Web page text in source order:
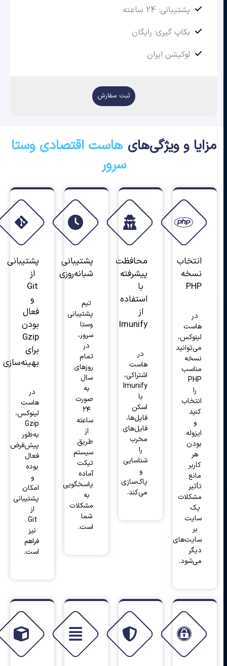
پشتیبانی: 24 ساعته
بکاپ گیری: رایگان
لوکیشن ایران
ثبت سفارش
مزایا و ویژگی‌های هاست اقتصادی وستا
سرور
انتخاب
نسخه
PHP
در
هاست
لینوکس،
می‌توانید
نسخه
مناسب
PHP
انتخاب
کنید
ایزوله
بودن
هر
کاربر
مانع
تأثیر
مشکلات
یک
سایت
بر
سایت‌های
دیگر
می‌شود.
محافظت
پیشرفته
با
استفاده
از
Imunify
در
هاست
اشتراکی،
Imunify
با
اسکن
فایل‌ها،
فایل‌های
مخرب
شناسایی
پاک‌سازی
می‌کند.
پشتیبانی
شبانه‌روزی
تیم
پشتیبانی
وستا
سرور،
در
تمام
روزهای
سال
به
صورت
۲۴
ساعته
از
طریق
سیستم
تیکت
آماده
پاسخگویی
به
مشکلات
شما
است.
پشتیبانی
از
Git
فعال
بودن
Gzip
برای
بهینه‌سازی
در
هاست
لینوکس،
Gzip
به‌طور
پیش‌فرض
فعال
بوده
امکان
پشتیبانی
از
Git
نیز
فراهم
است.